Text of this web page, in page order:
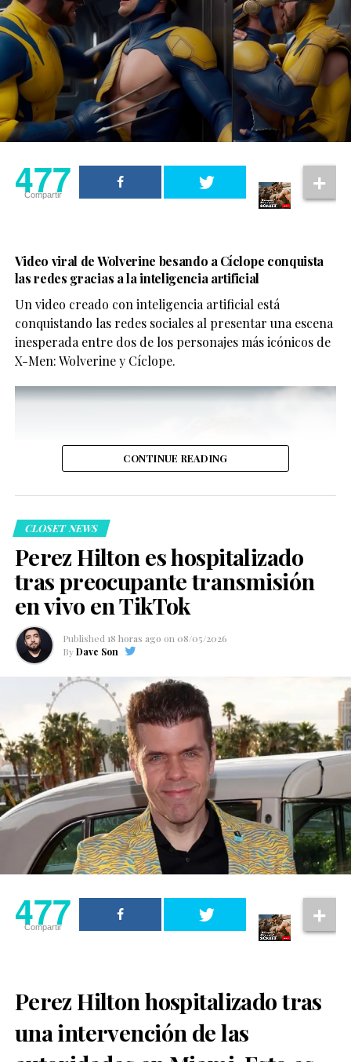
477
Compartir
Video viral de Wolverine besando a Cíclope conquista
las redes gracias a la inteligencia artificial
Un video creado con inteligencia artificial está
conquistando las redes sociales al presentar una escena
inesperada entre dos de los personajes más icónicos de
X-Men: Wolverine y Cíclope.
En el clip, generado mediante herramientas de IA, se
CONTINUE READING
CLOSET NEWS
Perez Hilton es hospitalizado
tras preocupante transmisión
en vivo en TikTok
Published 18 horas ago on 08/05/2026
By Dave Son
477
Compartir
Perez Hilton hospitalizado tras
una intervención de las